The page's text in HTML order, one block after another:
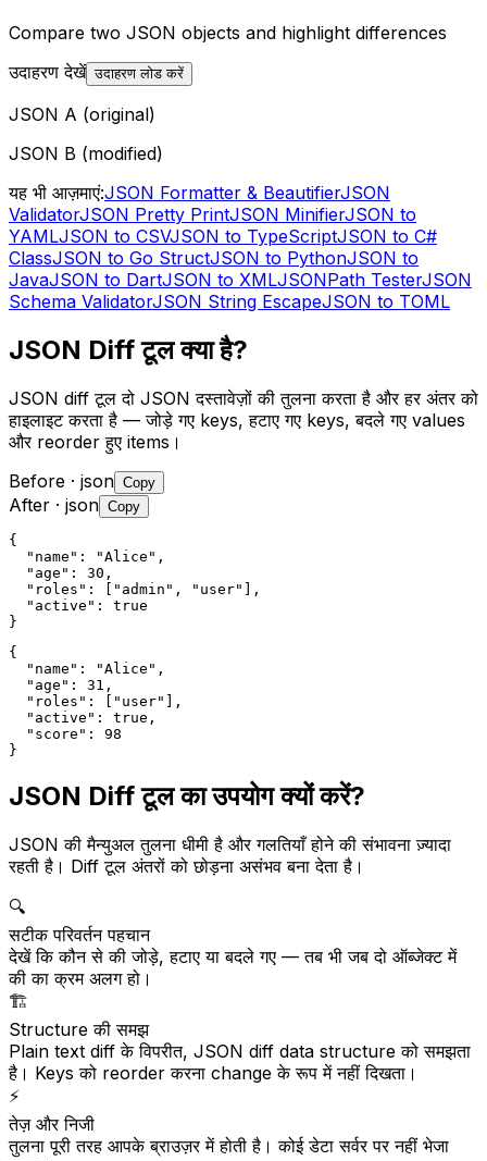
Compare two JSON objects and highlight differences
उदाहरण देखें उदाहरण लोड करें
JSON A (original)
JSON B (modified)
यह भी आज़माएं:JSON Formatter & BeautifierJSON
ValidatorJSON Pretty PrintJSON MinifierJSON to
YAMLJSON to CSVJSON to TypeScriptJSON to C#
ClassJSON to Go StructJSON to PythonJSON to
JavaJSON to DartJSON to XMLJSONPath TesterJSON
Schema ValidatorJSON String EscapeJSON to TOML
JSON Diff टूल क्या है?
JSON diff टूल दो JSON दस्तावेज़ों की तुलना करता है और हर अंतर को
हाइलाइट करता है — जोड़े गए keys, हटाए गए keys, बदले गए values
और reorder हुए items।
Before · json Copy
After · json Copy
{
  "name": "Alice",
  "age": 30,
  "roles": ["admin", "user"],
  "active": true
}
{
  "name": "Alice",
  "age": 31,
  "roles": ["user"],
  "active": true,
  "score": 98
}
JSON Diff टूल का उपयोग क्यों करें?
JSON की मैन्युअल तुलना धीमी है और गलतियाँ होने की संभावना ज़्यादा
रहती है। Diff टूल अंतरों को छोड़ना असंभव बना देता है।
🔍
सटीक परिवर्तन पहचान
देखें कि कौन से की जोड़े, हटाए या बदले गए — तब भी जब दो ऑब्जेक्ट में
की का क्रम अलग हो।
🏗️
Structure की समझ
Plain text diff के विपरीत, JSON diff data structure को समझता
है। Keys को reorder करना change के रूप में नहीं दिखता।
⚡
तेज़ और निजी
तुलना पूरी तरह आपके ब्राउज़र में होती है। कोई डेटा सर्वर पर नहीं भेजा